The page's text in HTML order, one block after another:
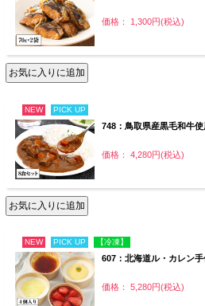
価格： 1,300円(税込)
NEW PICK UP
748：鳥取県産黒毛和牛
価格： 4,280円(税込)
NEW PICK UP 【冷凍】
607：北海道ル・カレン
価格： 5,280円(税込)